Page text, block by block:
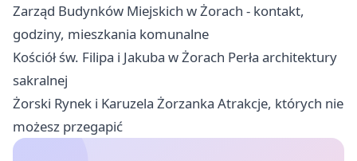
Zarząd Budynków Miejskich w Żorach - kontakt,
godziny, mieszkania komunalne
Kościół św. Filipa i Jakuba w Żorach Perła architektury
sakralnej
Żorski Rynek i Karuzela Żorzanka Atrakcje, których nie
możesz przegapić